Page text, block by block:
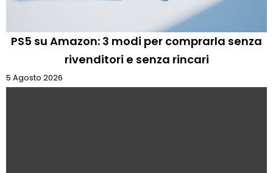
PS5 su Amazon: 3 modi per comprarla senza
rivenditori e senza rincari
5 Agosto 2026